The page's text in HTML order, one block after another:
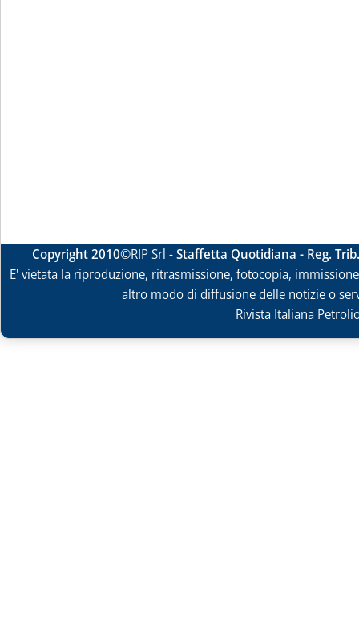
Copyright 2010©RIP Srl -Staffetta Quotidiana - Reg.
E' vietata la riproduzione, ritrasmissione, fotocopia,
altro modo di diffusione delle notizie o
Rivista Italiana